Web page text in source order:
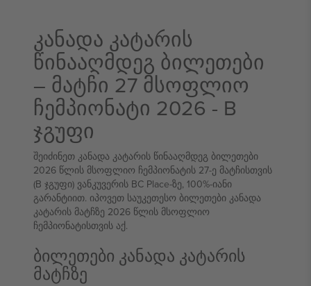
კანადა კატარის
წინააღმდეგ ბილეთები
– მატჩი 27 მსოფლიო
ჩემპიონატი 2026 - B
ჯგუფი
შეიძინეთ კანადა კატარის წინააღმდეგ ბილეთები
2026 წლის მსოფლიო ჩემპიონატის 27-ე მატჩისთვის
(B ჯგუფი) ვანკუვერის BC Place-ზე, 100%-იანი
გარანტიით. იპოვეთ საუკეთესო ბილეთები კანადა
კატარის მატჩზე 2026 წლის მსოფლიო
ჩემპიონატისთვის აქ.
ბილეთები კანადა კატარის
მატჩზე